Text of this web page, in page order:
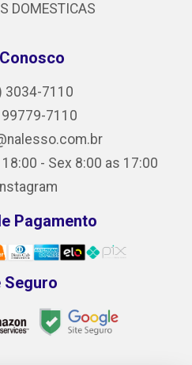
DOMESTICAS
3034-7110
7110
- Sex 8:00 as 17:00
Pagamento
Seguro